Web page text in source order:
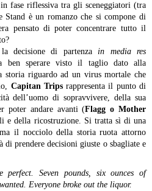
fase riflessiva tra gli sceneggiatori (tra
Stand è un romanzo che si compone di
pensato di poter concentrare tutto il
decisione di partenzain media res
ben sperare visto il taglio dato alla
storia riguardo ad un virus mortale che
Capitan Tripsrappresenta il punto di
dell’uomo di sopravvivere, della sua
poter andare avanti (Flagg o Mother
e della ricostruzione. Si tratta sì di una
il nocciolo della storia ruota attorno
di prendere decisioni giuste o sbagliate e
perfect. Seven pounds, six ounces of
Everyone broke out the liquor.